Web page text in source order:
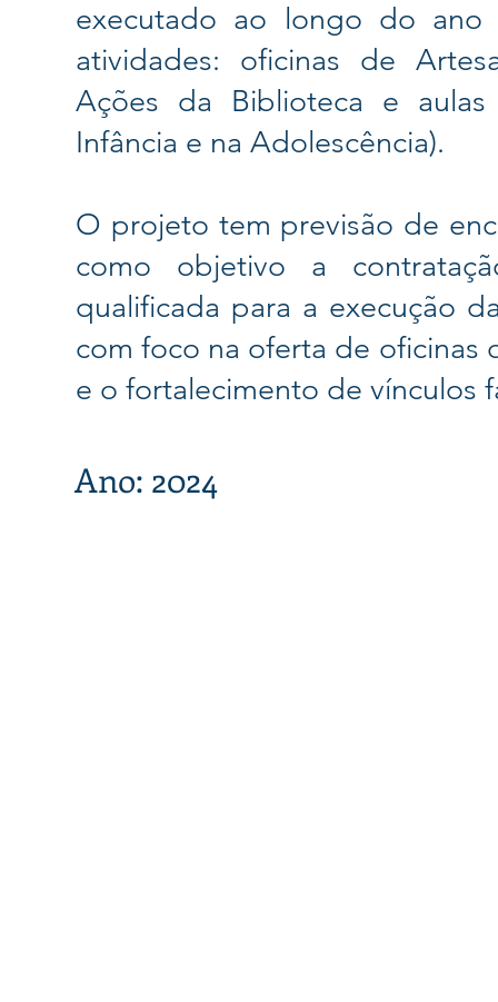
executado ao longo do ano
atividades: oficinas de
Ações da Biblioteca e
Infância e na Adolescência).
O projeto tem previsão de
como objetivo a
qualificada para a execução
com foco na oferta de oficinas
e o fortalecimento de vínculos
Ano: 2024